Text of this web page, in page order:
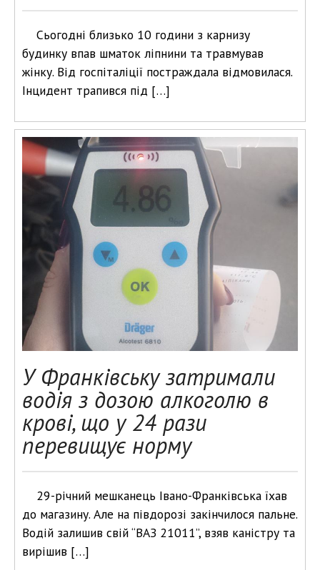
Сьогодні близько 10 години з карнизу
будинку впав шматок ліпнини та травмував
жінку. Від госпіталіції постраждала відмовилася.
Інцидент трапився під […]
У Франківську затримали
водія з дозою алкоголю в
крові, що у 24 рази
перевищує норму
29-річний мешканець Івано-Франківська їхав
до магазину. Але на півдорозі закінчилося пальне.
Водій залишив свій “ВАЗ 21011”, взяв каністру та
вирішив […]